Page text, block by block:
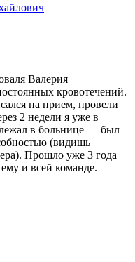
Валерия
кровотечений.
на прием, провели
2 недели я уже в
в больнице — был
(видишь
Прошло уже 3 года
и всей команде.